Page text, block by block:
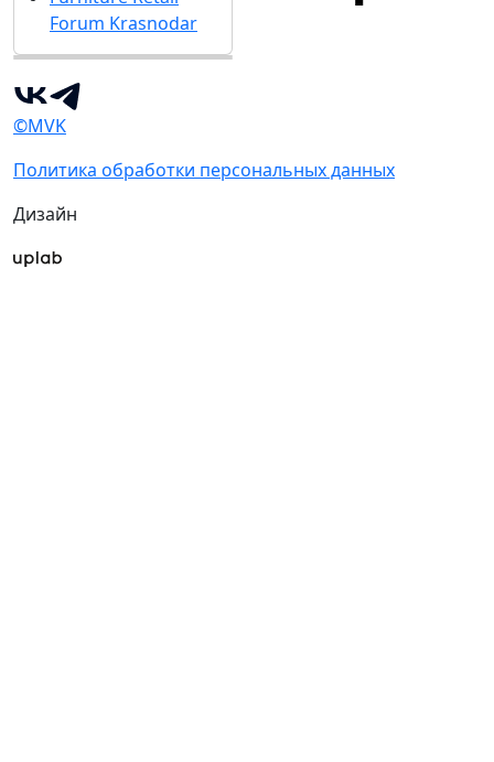
Forum Krasnodar
©MVK
Политика обработки персональных данных
Дизайн